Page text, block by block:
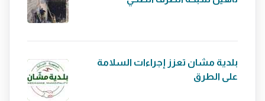
بلدية مشان تعزز إجراءات السلامة
على الطرق